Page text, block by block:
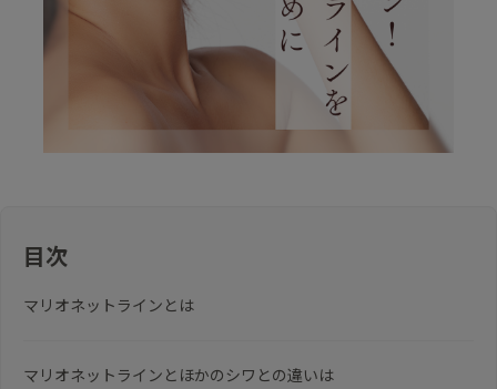
目次
マリオネットラインとは
マリオネットラインとほかのシワとの違いは